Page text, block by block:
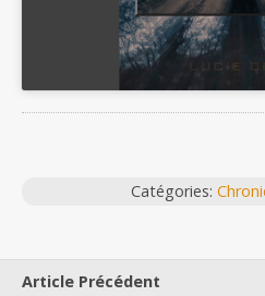
Catégories:
Article Précédent